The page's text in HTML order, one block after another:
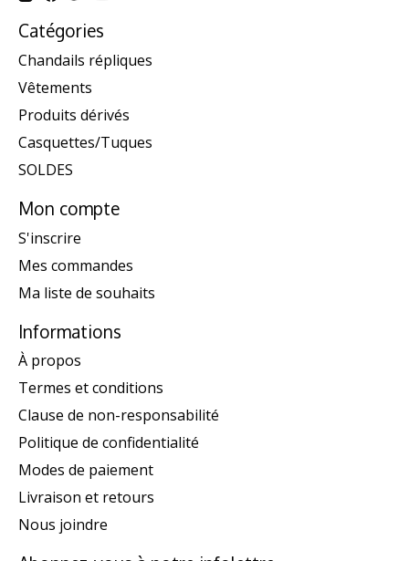
Catégories
Chandails répliques
Vêtements
Produits dérivés
Casquettes/Tuques
SOLDES
Mon compte
S'inscrire
Mes commandes
Ma liste de souhaits
Informations
À propos
Termes et conditions
Clause de non-responsabilité
Politique de confidentialité
Modes de paiement
Livraison et retours
Nous joindre